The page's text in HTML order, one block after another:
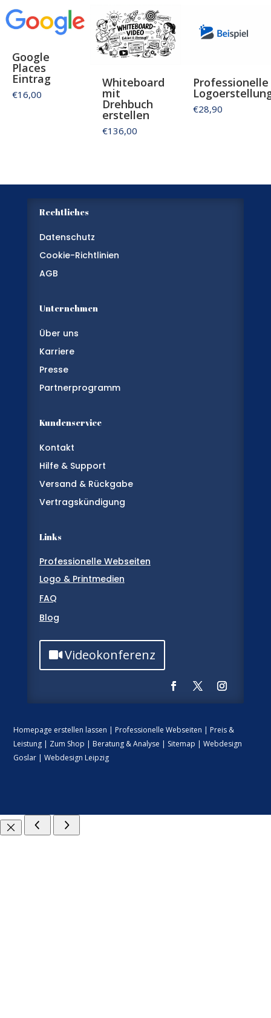
Google
Places
Eintrag
€16,00
Whiteboard
mit
Drehbuch
erstellen
€136,00
Professionelle
€28,90
Rechtliches
Datenschutz
Cookie-Richtlinien
AGB
Unternehmen
Über uns
Karriere
Presse
Partnerprogramm
Kundenservice
Kontakt
Hilfe & Support
Versand & Rückgabe
Vertragskündigung
Links
Professionelle Webseiten
Logo & Printmedien
FAQ
Blog
Videokonferenz
Homepage erstellen lassen | Professionelle Webseiten | Preis &
Leistung | Zum Shop | Beratung & Analyse | Sitemap | Webdesign
Goslar| Webdesign Leipzig